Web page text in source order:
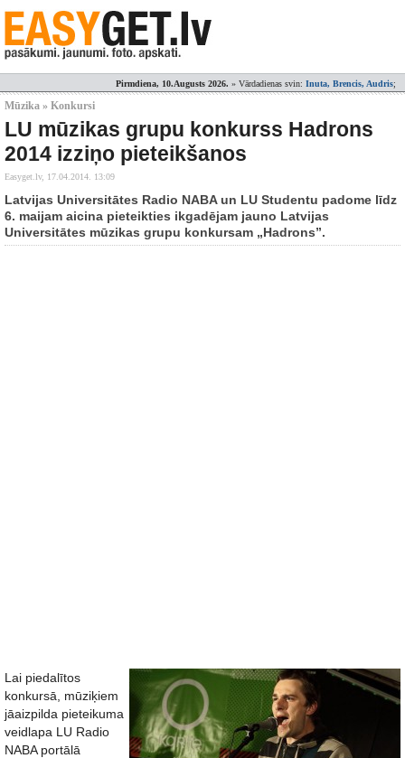
Pirmdiena, 10.Augusts 2026. » Vārdadienas svin: Inuta, Brencis, Audris;
Mūzika » Konkursi
LU mūzikas grupu konkurss Hadrons
2014 izziņo pieteikšanos
Easyget.lv, 17.04.2014. 13:09
Latvijas Universitātes Radio NABA un LU Studentu padome līdz
6. maijam aicina pieteikties ikgadējam jauno Latvijas
Universitātes mūzikas grupu konkursam „Hadrons”.
Lai piedalītos
konkursā, mūziķiem
jāaizpilda pieteikuma
veidlapa LU Radio
NABA portālā